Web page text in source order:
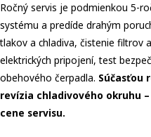
Ročný servis je podmienkou 5-
systému a predíde drahým
tlakov a chladiva, čistenie filtrov
elektrických pripojení, test
obehového čerpadla. Súčasťou
revízia chladivového okruhu
cene servisu.